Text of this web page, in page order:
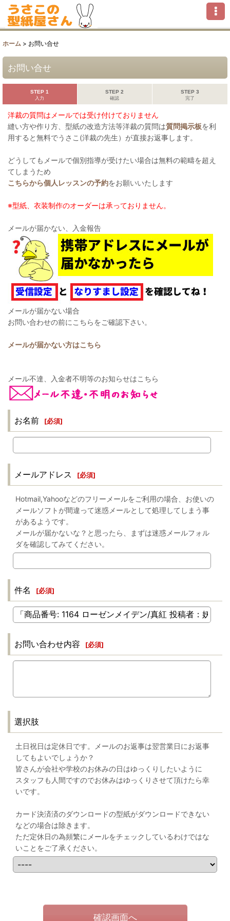
ホーム > お問い合せ
お問い合せ
STEP 1
入力
STEP 2
確認
STEP 3
完了
洋裁の質問はメールでは受け付けておりません
縫い方や作り方、型紙の改造方法等洋裁の質問は質問掲示板を利
用すると無料でうさこ(洋裁の先生）が直接お返事します。
どうしてもメールで個別指導が受けたい場合は無料の範疇を超え
てしまうため
こちらから個人レッスンの予約をお願いいたします
※型紙、衣装制作のオーダーは承っておりません。
メールが届かない、入金報告
メールが届かない場合
お問い合わせの前にこちらをご確認下さい。
メールが届かない方はこちら
メール不達、入金者不明等のお知らせはこちら
お名前 [必須]
メールアドレス [必須]
Hotmail,Yahooなどのフリーメールをご利用の場合、お使いの
メールソフトが間違って迷惑メールとして処理してしまう事
があるようです。
メールが届かないな？と思ったら、まずは迷惑メールフォル
ダを確認してみてください。
件名 [必須]
お問い合わせ内容 [必須]
選択肢
土日祝日は定休日です。メールのお返事は翌営業日にお返事
してもよいでしょうか？
皆さんが会社や学校のお休みの日はゆっくりしたいように
スタッフも人間ですのでお休みはゆっくりさせて頂けたら幸
いです。
カード決済済のダウンロードの型紙がダウンロードできない
などの場合は除きます。
ただ定休日の為頻繁にメールをチェックしているわけではな
いことをご了承ください。
確認画面へ